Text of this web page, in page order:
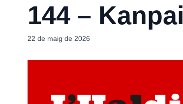
144 – Kanpai
22 de maig de 2026